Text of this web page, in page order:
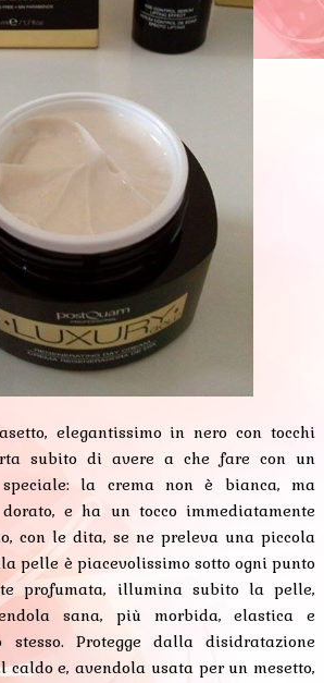
elegantissimo in nero con tocchi
subito di avere a che fare con un
speciale: la crema non è bianca, ma
e ha un tocco immediatamente
con le dita, se ne preleva una piccola
pelle è piacevolissimo sotto ogni punto
profumata, illumina subito la pelle,
sana, più morbida, elastica e
Protegge dalla disidratazione
caldo e, avendola usata per un mesetto,